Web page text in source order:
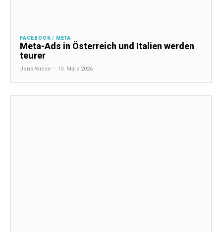
FACEBOOK / META
Meta-Ads in Österreich und Italien werden
teurer
Jens Wiese - 10. März 2026